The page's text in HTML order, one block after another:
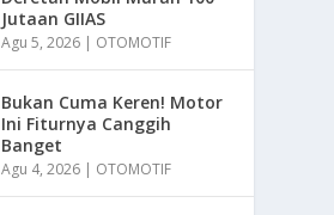
Jutaan GIIAS
Agu 5, 2026 | OTOMOTIF
Bukan Cuma Keren! Motor
Ini Fiturnya Canggih
Banget
Agu 4, 2026 | OTOMOTIF